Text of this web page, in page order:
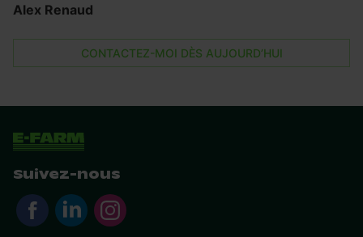
Alex Renaud
CONTACTEZ-MOI DÈS AUJOURD’HUI
Suivez-nous